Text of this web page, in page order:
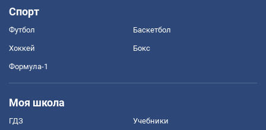
Спорт
Футбол Баскетбол
Хоккей Бокс
Формула-1
Моя школа
ГДЗ Учебники